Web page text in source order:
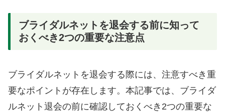
ブライダルネットを退会する前に知って
おくべき2つの重要な注意点
ブライダルネットを退会する際には、注意すべき重
要なポイントが存在します。本記事では、ブライダ
ルネット退会の前に確認しておくべき2つの重要な